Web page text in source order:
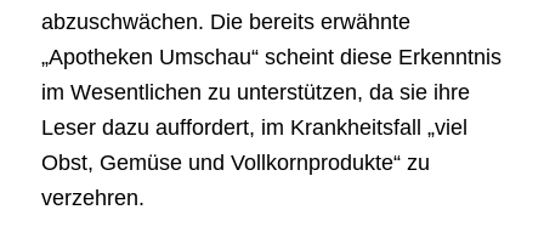
abzuschwächen. Die bereits erwähnte
„Apotheken Umschau“ scheint diese Erkenntnis
im Wesentlichen zu unterstützen, da sie ihre
Leser dazu auffordert, im Krankheitsfall „viel
Obst, Gemüse und Vollkornprodukte“ zu
verzehren.